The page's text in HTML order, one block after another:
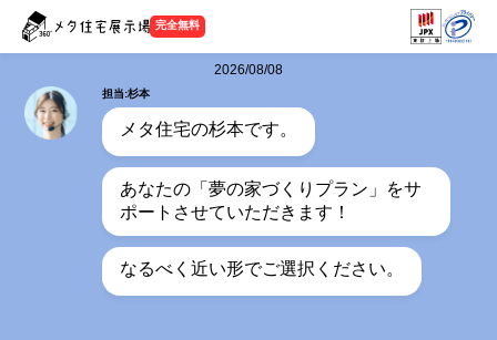
完全無料
2026/08/08
担当:杉本
メタ住宅の杉本です。
あなたの「夢の家づくりプラン」をサ
ポートさせていただきます！
なるべく近い形でご選択ください。